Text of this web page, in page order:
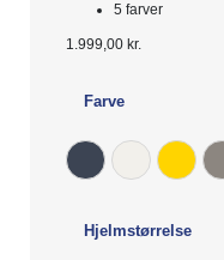
5 farver
1.999,00 kr.
Farve
midnight bluePearl White
Signal
Hjelmstørrelse